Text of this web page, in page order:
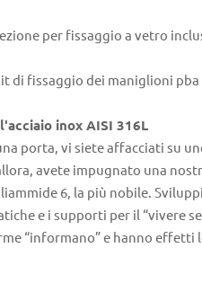
per fissaggio a vetro
di fissaggio dei maniglioni
inox AISI 316L
porta, vi siete affacciati su
avete impugnato una
6, la più nobile.
e i supporti per il “vivere
“informano” e hanno effetti